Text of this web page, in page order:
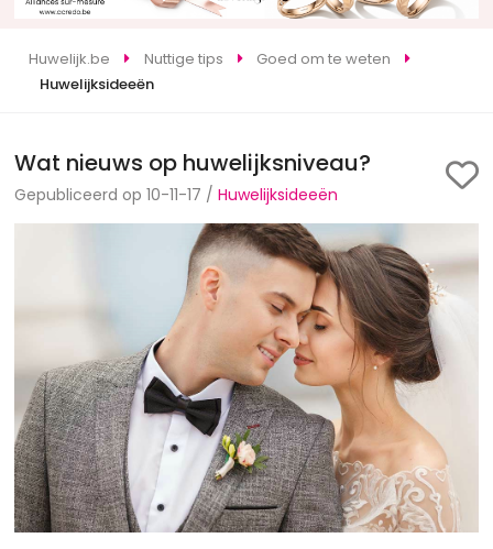
Huwelijk.be Nuttige tips
Goed om te weten
Huwelijksideeën
Wat nieuws op huwelijksniveau?
Gepubliceerd op 10-11-17 /Huwelijksideeën